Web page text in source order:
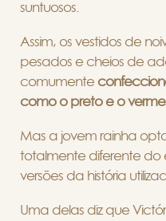
suntuosos.
Assim, os vestidos de
pesados e cheios de
comumente
como o preto e o
Mas a jovem rainha
totalmente diferente do
versões da história
Uma delas diz que